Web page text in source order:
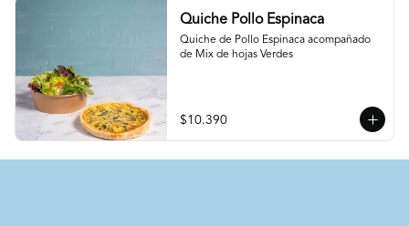
Quiche Pollo Espinaca
Quiche de Pollo Espinaca acompañado
de Mix de hojas Verdes
$10.390